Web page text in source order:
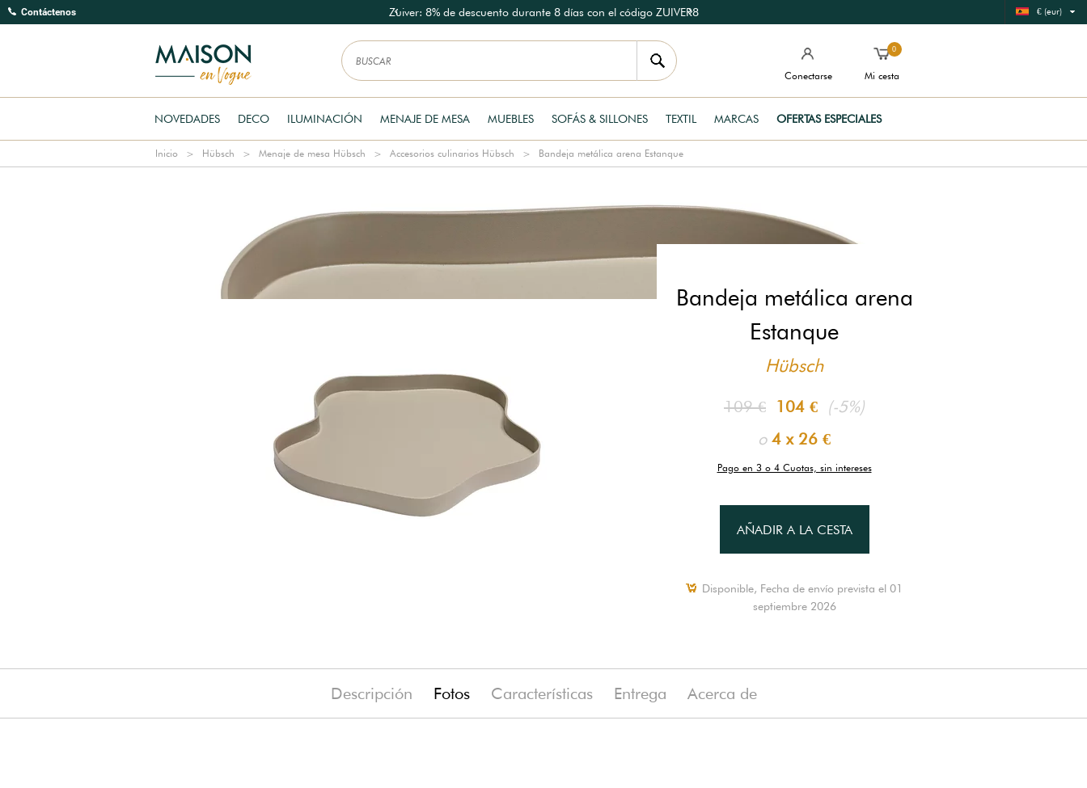
Contáctenos Zuiver: 8% de descuento durante 8 días con el código ZUIVER8 € (eur)
Conectarse
0
Mi cesta
NOVEDADES DECO ILUMINACIÓN MENAJE DE MESA MUEBLES SOFÁS & SILLONES TEXTIL MARCAS OFERTAS ESPECIALES
Inicio Hübsch Menaje de mesa Hübsch Accesorios culinarios Hübsch Bandeja metálica arena Estanque
Bandeja metálica arena
Estanque
Hübsch
109 € 104 € (-5%)
o4 x 26 €
Pago en 3 o 4 Cuotas, sin intereses
AÑADIR A LA CESTA
Disponible, Fecha de envío prevista el 01
septiembre 2026
Descripción Fotos Características Entrega Acerca de
(-5%) 26 €